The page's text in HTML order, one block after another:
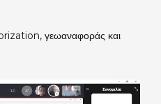
γεωαναφοράς και